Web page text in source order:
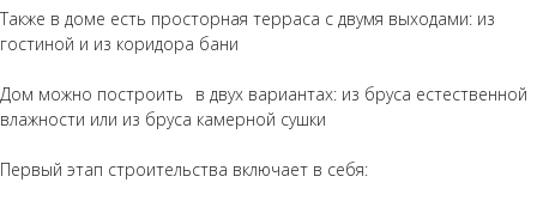
Также в доме есть просторная терраса с двумя выходами: из
гостиной и из коридора бани ⁣⁣⠀
Дом можно построить⠀в двух вариантах: ⁣⁣из бруса естественной
влажности или из бруса камерной сушки⁣⁣⠀
Первый этап строительства включает в себя: ⁣⁣⠀⁣⁣⠀⁣⁣⠀⁣⁣⠀⁣⁣⠀